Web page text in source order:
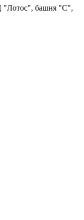
"Лотос", башня "С",